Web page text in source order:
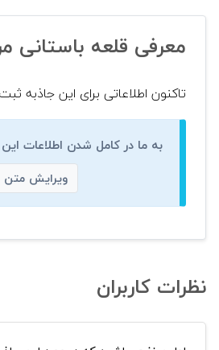
معرفی قلعه باستانی
تاکنون اطلاعاتی برای این جاذبه
به ما در کامل شدن اطلاعات
ویرایش متن
نظرات کاربران